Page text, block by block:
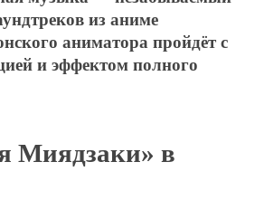
из аниме
аниматора пройдёт с
и эффектом полного
Миядзаки» в